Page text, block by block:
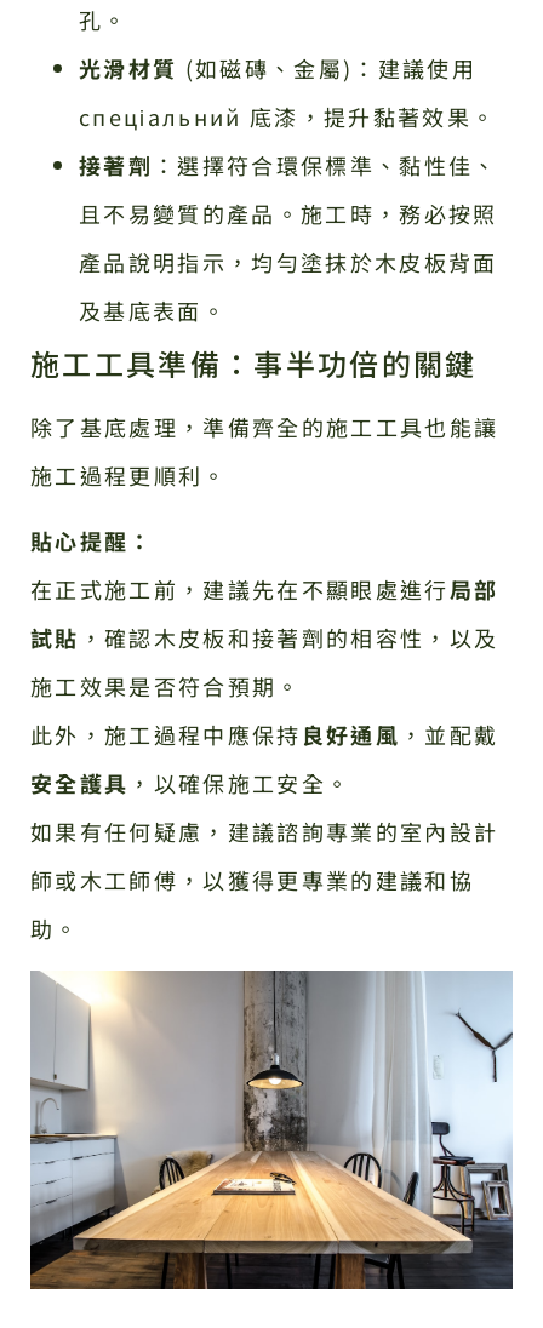
孔。
光滑材質 (如磁磚、金屬)：建議使用
спеціальний 底漆，提升黏著效果。
接著劑 ：選擇符合環保標準、黏性佳、
且不易變質的產品。施工時，務必按照
產品說明指示，均勻塗抹於木皮板背面
及基底表面。
施工工具準備：事半功倍的關鍵
除了基底處理，準備齊全的施工工具也能讓
施工過程更順利。
貼心提醒：
在正式施工前，建議先在不顯眼處進行局部
試貼 ，確認木皮板和接著劑的相容性，以及
施工效果是否符合預期。
此外，施工過程中應保持良好通風 ，並配戴
安全護具 ，以確保施工安全。
如果有任何疑慮，建議諮詢專業的室內設計
師或木工師傅，以獲得更專業的建議和協
助。